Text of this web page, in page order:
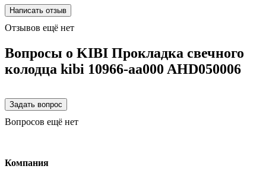
Отзывов ещё нет
Вопросы о KIBI Прокладка свечного
колодца kibi 10966-aa000 AHD050006
Вопросов ещё нет
Компания